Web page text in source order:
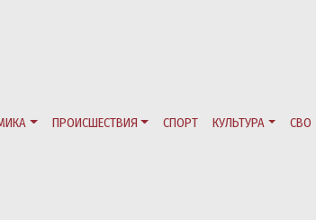
ПРОИСШЕСТВИЯ СПОРТ КУЛЬТУРА СВО